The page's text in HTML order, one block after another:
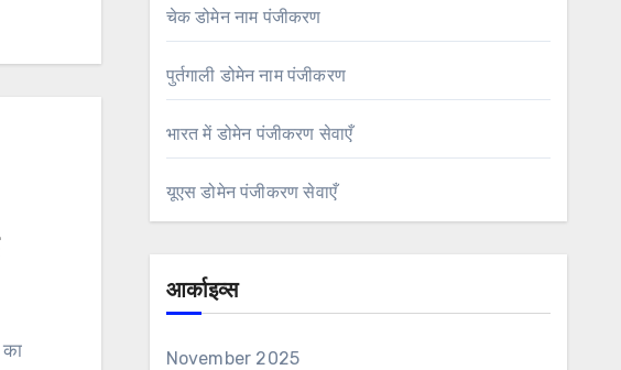
चेक डोमेन नाम पंजीकरण
पुर्तगाली डोमेन नाम पंजीकरण
भारत में डोमेन पंजीकरण सेवाएँ
यूएस डोमेन पंजीकरण सेवाएँ
आर्काइव्स
November 2025